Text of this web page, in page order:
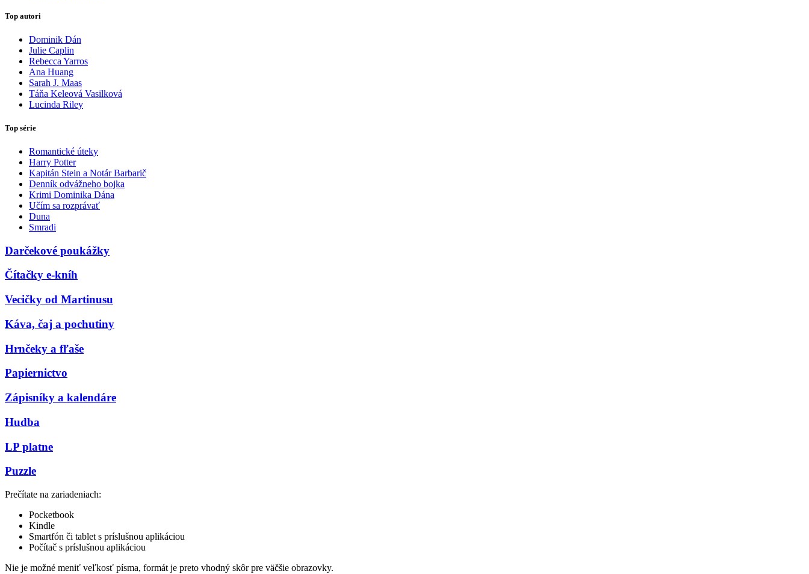
Top autori
Dominik Dán
Julie Caplin
Rebecca Yarros
Ana Huang
Sarah J. Maas
Táňa Keleová Vasilková
Lucinda Riley
Top série
Romantické úteky
Harry Potter
Kapitán Stein a Notár Barbarič
Denník odvážneho bojka
Krimi Dominika Dána
Učím sa rozprávať
Duna
Smradi
Darčekové poukážky
Čítačky e-kníh
Vecičky od Martinusu
Káva, čaj a pochutiny
Hrnčeky a fľaše
Papiernictvo
Zápisníky a kalendáre
Hudba
LP platne
Puzzle
Prečítate na zariadeniach:
Pocketbook
Kindle
Smartfón či tablet s príslušnou aplikáciou
Počítač s príslušnou aplikáciou
Nie je možné meniť veľkosť písma, formát je preto vhodný skôr pre väčšie obrazovky.